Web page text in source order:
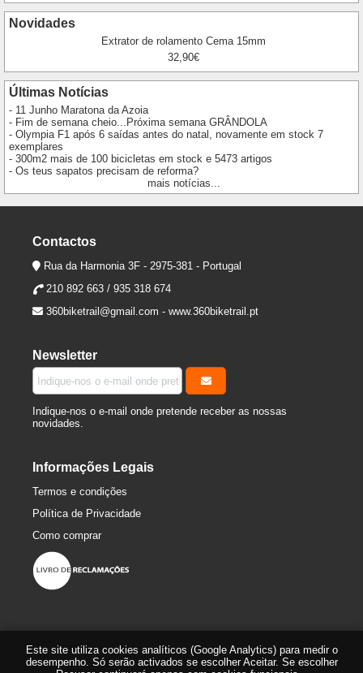
Este site utiliza cookies analíticos (Google Analytics) para medir o
desempenho. Só serão activados se escolher Aceitar. Se escolher
Novidades
Extrator de rolamento Cema 15mm
32,90€
Últimas Notícias
- 11 Junho Maratona da Azoia
- Fim de semana cheio...Próxima semana GRÂNDOLA
- Olympia F1 após 6 saídas antes do natal, novamente em stock 7
exemplares
- 300m2 mais de 100 bicicletas em stock e 5473 artigos
- Os teus sapatos precisam de reforma?
mais notícias...
Contactos
Rua da Harmonia 3F - 2975-381 - Portugal
210 892 663 / 935 318 674
360biketrail@gmail.com - www.360biketrail.pt
Newsletter
Indique-nos o e-mail onde pretende receber as nossas
novidades.
Informações Legais
Termos e condições
Política de Privacidade
Como comprar